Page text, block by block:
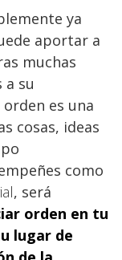
ya
aportar a
muchas
su
es una
cosas, ideas
como
, será
orden en tu
lugar de